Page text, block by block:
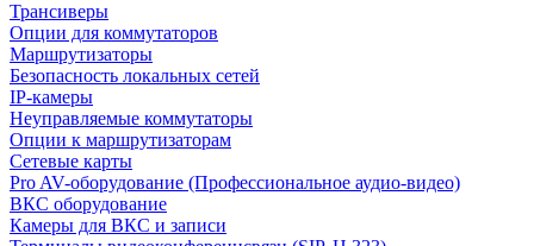
Трансиверы
Опции для коммутаторов
Маршрутизаторы
Безопасность локальных сетей
IP-камеры
Неуправляемые коммутаторы
Опции к маршрутизаторам
Сетевые карты
Pro AV-оборудование (Профессиональное аудио-видео)
ВКС оборудование
Камеры для ВКС и записи